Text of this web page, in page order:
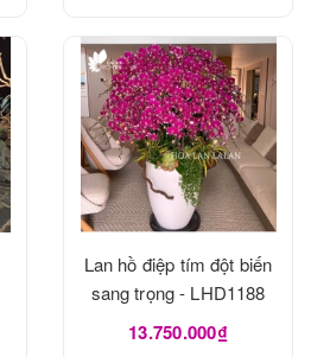
Lan hồ điệp tím đột biến
sang trọng - LHD1188
13.750.000₫